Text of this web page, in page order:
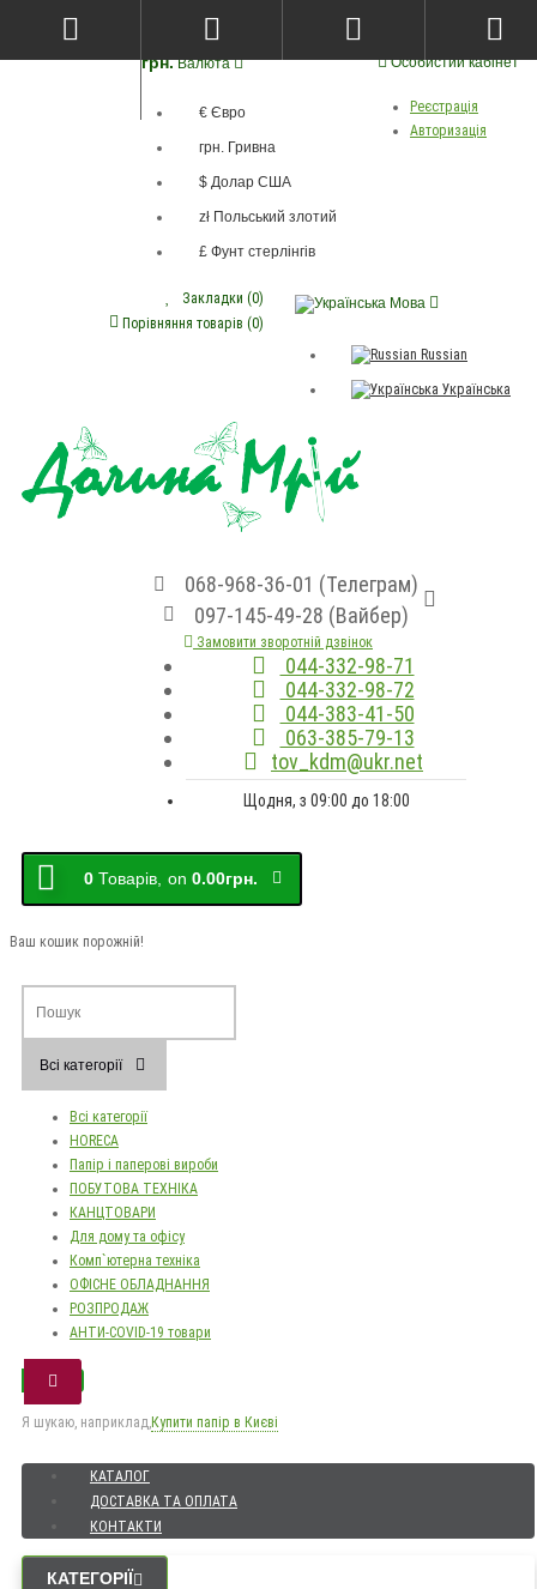
Особистий кабінет
Реєстрація
Авторизація
грн. Валюта
€ Євро
грн. Гривна
$ Долар США
zł Польський злотий
£ Фунт стерлінгів
Мова
Russian
Українська
Закладки (0)
Порівняння товарів (0)
068-968-36-01 (Телеграм)
097-145-49-28 (Вайбер)
Замовити зворотній дзвінок
044-332-98-71
044-332-98-72
044-383-41-50
063-385-79-13
tov_kdm@ukr.net
Щодня, з 09:00 до 18:00
0 Товарів, on 0.00грн.
Ваш кошик порожній!
Всі категорії
Всі категорії
HORECA
Папір і паперові вироби
ПОБУТОВА ТЕХНІКА
КАНЦТОВАРИ
Для дому та офісу
Комп`ютерна техніка
ОФІСНЕ ОБЛАДНАННЯ
РОЗПРОДАЖ
АНТИ-COVID-19 товари
Я шукаю, наприклад, Купити папір в Києві
КАТАЛОГ
ДОСТАВКА ТА ОПЛАТА
КОНТАКТИ
КАТЕГОРІЇ